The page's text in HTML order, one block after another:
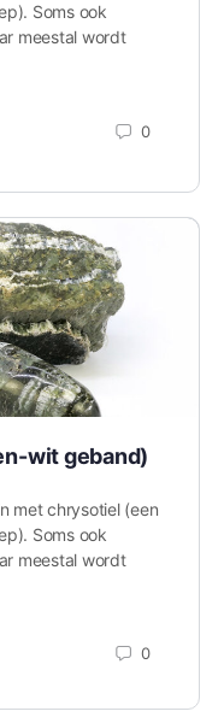
Soms ook
meestal wordt
0
wit geband)
met chrysotiel (een
Soms ook
meestal wordt
0